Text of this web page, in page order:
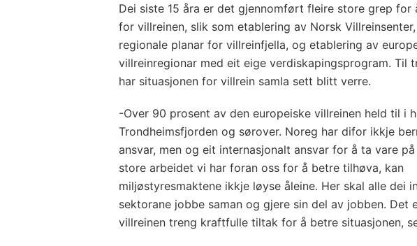
Dei siste 15 åra er det gjennomført fleire store grep for
for villreinen, slik som etablering av Norsk
regionale planar for villreinfjella, og etablering av
villreinregionar med eit eige verdiskapingsprogram. Til
har situasjonen for villrein samla sett blitt verre.
-Over 90 prosent av den europeiske villreinen held til i
Trondheimsfjorden og sørover. Noreg har difor ikkje
ansvar, men og eit internasjonalt ansvar for å ta vare
store arbeidet vi har foran oss for å betre tilhøva, kan
miljøstyresmaktene ikkje løyse åleine. Her skal alle dei
sektorane jobbe saman og gjere sin del av jobben. Det
villreinen treng kraftfulle tiltak for å betre situasjonen,